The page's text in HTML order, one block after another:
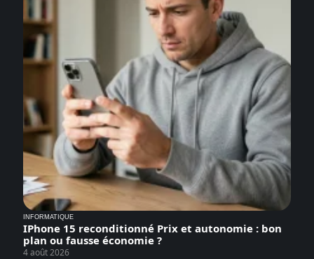
INFORMATIQUE
IPhone 15 reconditionné Prix et autonomie : bon
plan ou fausse économie ?
4 août 2026